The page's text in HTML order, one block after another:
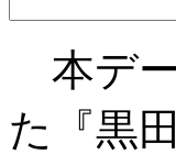
本デ
た『黒